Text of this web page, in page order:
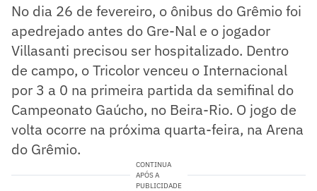
No dia 26 de fevereiro, o ônibus do Grêmio foi
apedrejado antes do Gre-Nal e o jogador
Villasanti precisou ser hospitalizado. Dentro
de campo, o Tricolor venceu o Internacional
por 3 a 0 na primeira partida da semifinal do
Campeonato Gaúcho, no Beira-Rio. O jogo de
volta ocorre na próxima quarta-feira, na Arena
do Grêmio.
CONTINUA
APÓS A
PUBLICIDADE